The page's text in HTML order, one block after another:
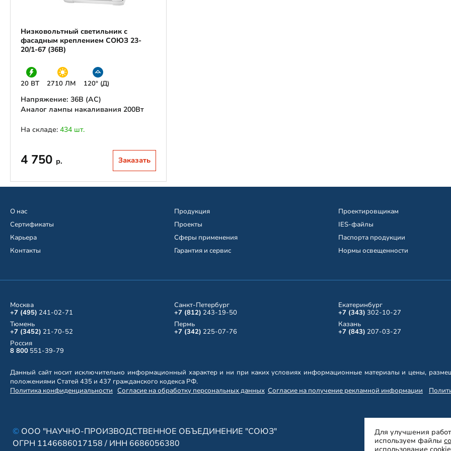
Низковольтный светильник с
фасадным креплением СОЮЗ 23-
20/1-67 (36В)
20 ВТ 2710 ЛМ 120° (Д)
Напряжение: 36В (АС)
Аналог лампы накаливания 200Вт
На складе: 434 шт.
4 750 р. Заказать
О нас
Сертификаты
Карьера
Контакты
Продукция
Проекты
Сферы применения
Гарантия и сервис
Проектировщикам
IES-файлы
Паспорта продукции
Нормы освещенности
Москва
+7 (495) 241-02-71
Санкт-Петербург
+7 (812) 243-19-50
Екатеринбург
+7 (343) 302-10-27
Тюмень
+7 (3452) 21-70-52
Пермь
+7 (342) 225-07-76
Казань
+7 (843) 207-03-27
Россия
8 800 551-39-79
Данный сайт носит исключительно информационный характер и ни при каких условиях информационные материалы и цены,
положениями Статей 435 и 437 гражданского кодекса РФ.
Политика конфиденциальности
Согласие на обработку персональных данных Согласие на получение рекламной информации
© ООО "НАУЧНО-ПРОИЗВОДСТВЕННОЕ ОБЪЕДИНЕНИЕ "СОЮЗ"
ОГРН 1146686017158 / ИНН 6686056380
Для улучшения
используем файлы